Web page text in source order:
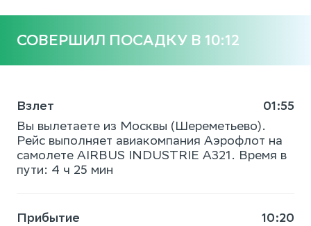
СОВЕРШИЛ ПОСАДКУ В 10:12
Взлет
01:55
Вы вылетаете из Москвы (Шереметьево).
Рейс выполняет авиакомпания Аэрофлот на
самолете AIRBUS INDUSTRIE A321. Время в
пути: 4 ч 25 мин
Прибытие
10:20